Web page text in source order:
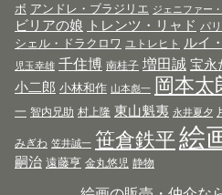
ボ アンドレ・ブラジリエ ジェニファー
ビリアの娘
トレンツ・リャド パリ
シェル・ドラクロワ ユトレヒト ルイ
児玉幸雄 千住博 南桂子 増田誠 宝永
小二郎 小林和作 山本彪一 岡本太
一 智内兄助 村上隆 東山魁夷 永井夏夕
みぎわ 笠井誠一 笹倉鉄平 絵
嗣治 遠藤亨 金丸悠児 静物